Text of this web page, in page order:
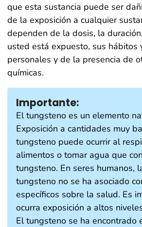
que esta sustancia puede ser
de la exposición a cualquier
dependen de la dosis, la
usted está expuesto, sus hábitos
personales y de la presencia de
químicas.
Importante:
El tungsteno es un elemento
Exposición a cantidades muy
tungsteno puede ocurrir al
alimentos o tomar agua que
tungsteno. En seres humanos,
tungsteno no se ha asociado
específicos sobre la salud. Es
ocurra exposición a altos
El tungsteno se ha encontrado